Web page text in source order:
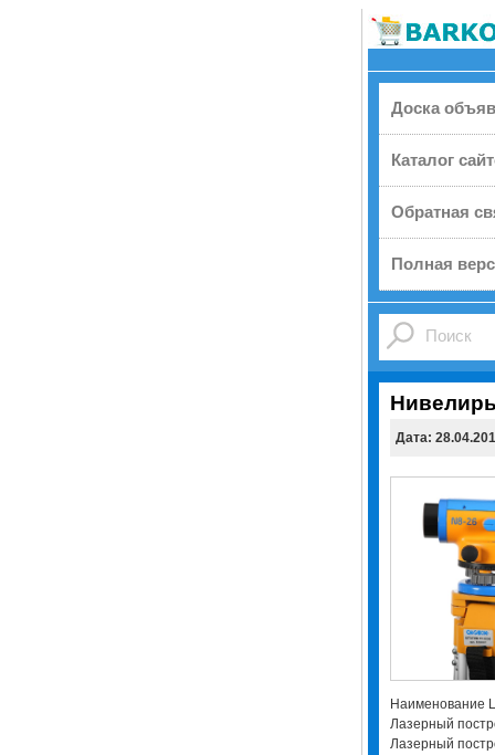
Доска
Каталог
Обратная
Полная
Дата:
Наименование
Лазерный
Лазерный